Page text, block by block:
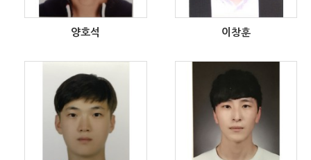
양호석 이창훈